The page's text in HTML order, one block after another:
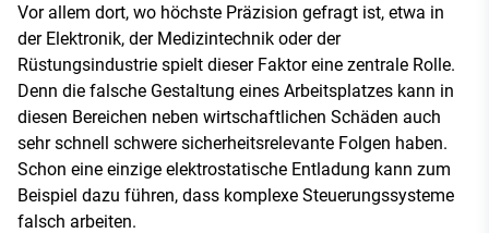
Vor allem dort, wo höchste Präzision gefragt ist, etwa in
der Elektronik, der Medizintechnik oder der
Rüstungsindustrie spielt dieser Faktor eine zentrale Rolle.
Denn die falsche Gestaltung eines Arbeitsplatzes kann in
diesen Bereichen neben wirtschaftlichen Schäden auch
sehr schnell schwere sicherheitsrelevante Folgen haben.
Schon eine einzige elektrostatische Entladung kann zum
Beispiel dazu führen, dass komplexe Steuerungssysteme
falsch arbeiten.